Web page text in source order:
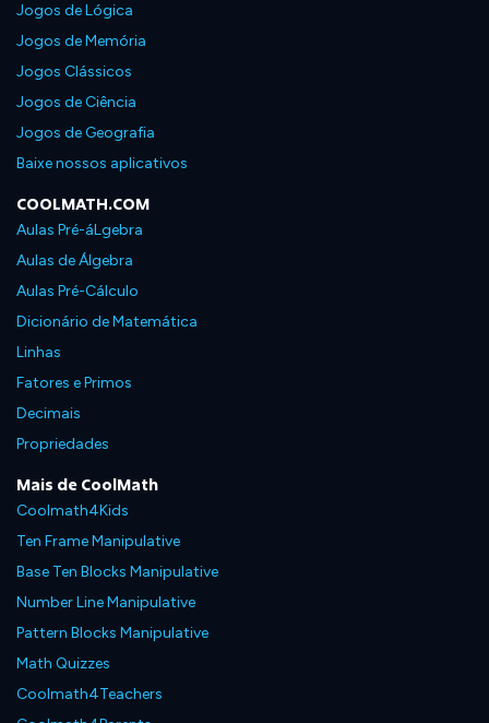
Jogos de Lógica
Jogos de Memória
Jogos Clássicos
Jogos de Ciência
Jogos de Geografia
Baixe nossos aplicativos
COOLMATH.COM
Aulas Pré-áLgebra
Aulas de Álgebra
Aulas Pré-Cálculo
Dicionário de Matemática
Linhas
Fatores e Primos
Decimais
Propriedades
Mais de CoolMath
Coolmath4Kids
Ten Frame Manipulative
Base Ten Blocks Manipulative
Number Line Manipulative
Pattern Blocks Manipulative
Math Quizzes
Coolmath4Teachers